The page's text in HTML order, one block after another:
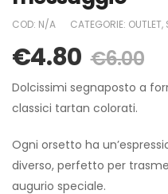
COD: N/A CATEGORIE: OUTLET,
€4.80 €6.00
Dolcissimi segnaposto a
classici tartan colorati.
Ogni orsetto ha
diverso, perfetto per
augurio speciale.